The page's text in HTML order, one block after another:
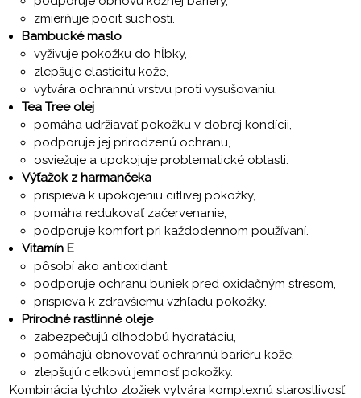
zmierňuje pocit suchosti.
Bambucké maslo
vyživuje pokožku do hĺbky,
zlepšuje elasticitu kože,
vytvára ochrannú vrstvu proti vysušovaniu.
Tea Tree olej
pomáha udržiavať pokožku v dobrej kondícii,
podporuje jej prirodzenú ochranu,
osviežuje a upokojuje problematické oblasti.
Výťažok z harmančeka
prispieva k upokojeniu citlivej pokožky,
pomáha redukovať začervenanie,
podporuje komfort pri každodennom používaní.
Vitamín E
pôsobí ako antioxidant,
podporuje ochranu buniek pred oxidačným stresom,
prispieva k zdravšiemu vzhľadu pokožky.
Prírodné rastlinné oleje
zabezpečujú dlhodobú hydratáciu,
pomáhajú obnovovať ochrannú bariéru kože,
zlepšujú celkovú jemnosť pokožky.
Kombinácia týchto zložiek vytvára komplexnú starostlivosť,